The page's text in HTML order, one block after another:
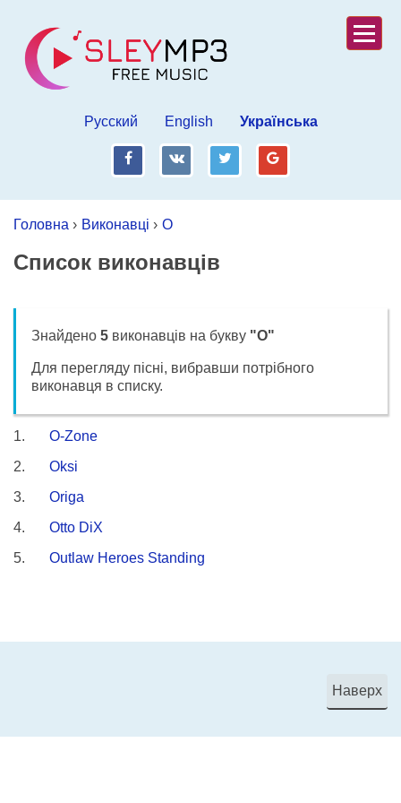
Русский English Українська
fb vk tw gp
Головна › Виконавці › O
Список виконавців
Знайдено 5 виконавців на букву "O"
Для перегляду пісні, вибравши потрібного
виконавця в списку.
O-Zone
Oksi
Origa
Otto DiX
Outlaw Heroes Standing
Наверх